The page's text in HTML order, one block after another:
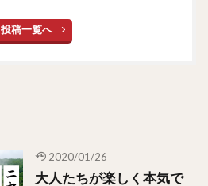
投稿一覧へ
2020/01/26
大人たちが楽しく本気で